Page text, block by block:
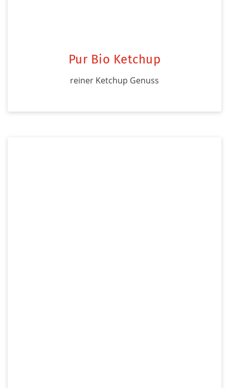
Pur Bio Ketchup
reiner Ketchup Genuss